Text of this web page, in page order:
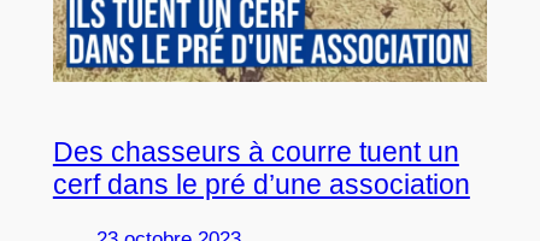
Des chasseurs à courre tuent un
cerf dans le pré d’une association